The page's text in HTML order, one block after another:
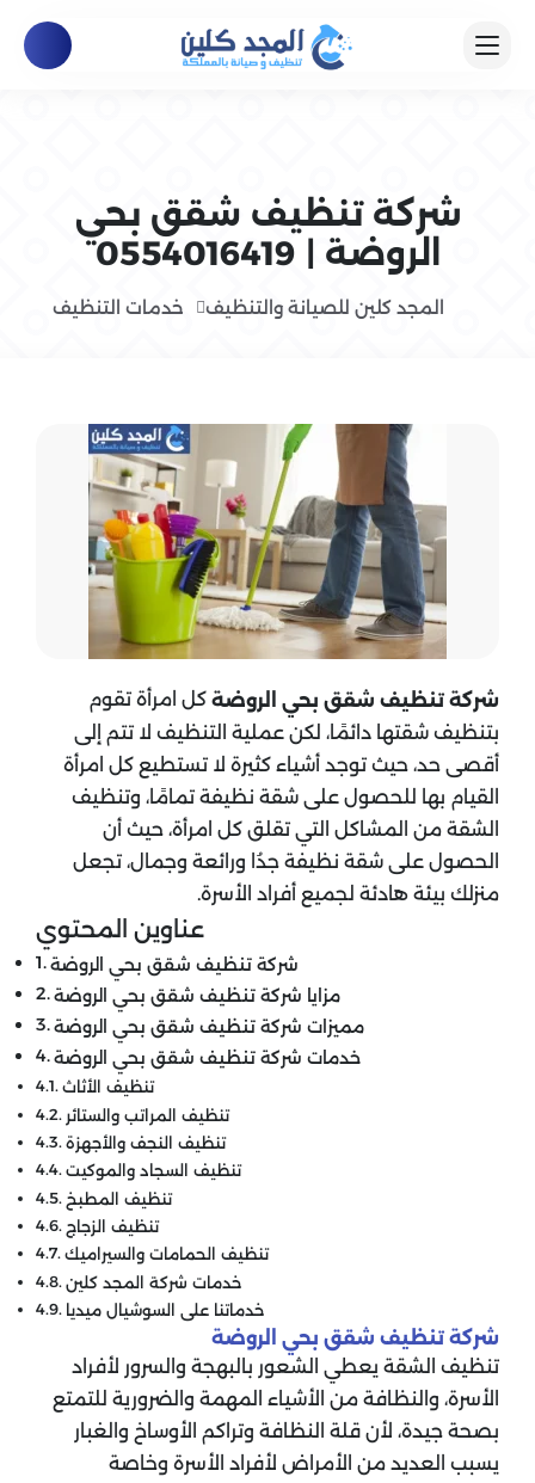
شركة تنظيف شقق بحي
الروضة | 0554016419
المجد كلين للصيانة والتنظيف خدمات التنظيف
شركة تنظيف شقق بحي الروضة كل امرأة تقوم
بتنظيف شقتها دائمًا، لكن عملية التنظيف لا تتم إلى
أقصى حد، حيث توجد أشياء كثيرة لا تستطيع كل امرأة
القيام بها للحصول على شقة نظيفة تمامًا، وتنظيف
الشقة من المشاكل التي تقلق كل امرأة، حيث أن
الحصول على شقة نظيفة جدُا ورائعة وجمال، تجعل
منزلك بيئة هادئة لجميع أفراد الأسرة.
عناوين المحتوي
شركة تنظيف شقق بحي الروضة
مزايا شركة تنظيف شقق بحي الروضة
مميزات شركة تنظيف شقق بحي الروضة
خدمات شركة تنظيف شقق بحي الروضة
تنظيف الأثاث
تنظيف المراتب والستائر
تنظيف النجف والأجهزة
تنظيف السجاد والموكيت
تنظيف المطبخ
تنظيف الزجاج
تنظيف الحمامات والسيراميك
خدمات شركة المجد كلين
خدماتنا على السوشيال ميديا
شركة تنظيف شقق بحي الروضة
تنظيف الشقة يعطي الشعور بالبهجة والسرور لأفراد
الأسرة، والنظافة من الأشياء المهمة والضرورية للتمتع
بصحة جيدة، لأن قلة النظافة وتراكم الأوساخ والغبار
يسبب العديد من الأمراض لأفراد الأسرة وخاصة